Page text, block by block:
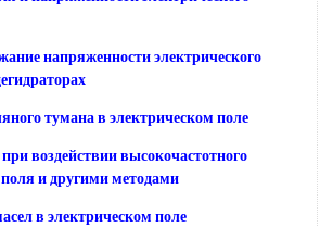
напряженности электрического
тумана в электрическом поле
воздействии высокочастотного
поля и другими методами
в электрическом поле